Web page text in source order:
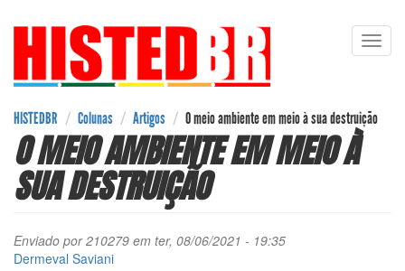
Pular
conteúdo
HISTEDBR Colunas Artigos O meio ambiente em meio à sua destruição
O MEIO AMBIENTE EM MEIO À
SUA DESTRUIÇÃO
Enviado por210279 em ter, 08/06/2021 - 19:35
Dermeval Saviani